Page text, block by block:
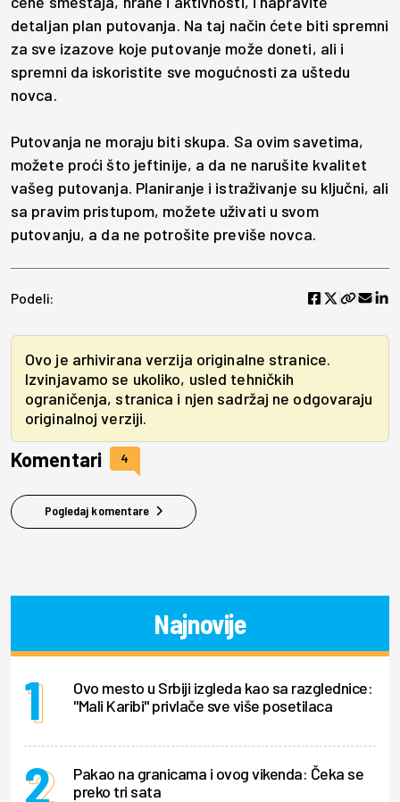
detaljan plan putovanja. Na taj način ćete biti spremni
za sve izazove koje putovanje može doneti, ali i
spremni da iskoristite sve mogućnosti za uštedu
novca.
Putovanja ne moraju biti skupa. Sa ovim savetima,
možete proći što jeftinije, a da ne narušite kvalitet
vašeg putovanja. Planiranje i istraživanje su ključni, ali
sa pravim pristupom, možete uživati u svom
putovanju, a da ne potrošite previše novca.
Podeli:
Ovo je arhivirana verzija originalne stranice.
Izvinjavamo se ukoliko, usled tehničkih
ograničenja, stranica i njen sadržaj ne odgovaraju
originalnoj verziji.
Komentari 4
Pogledaj komentare
Najnovije
Ovo mesto u Srbiji izgleda kao sa razglednice:
"Mali Karibi" privlače sve više posetilaca
Pakao na granicama i ovog vikenda: Čeka se
preko tri sata